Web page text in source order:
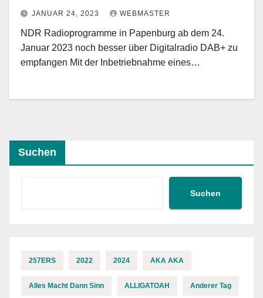
JANUAR 24, 2023 WEBMASTER
NDR Radioprogramme in Papenburg ab dem 24.
Januar 2023 noch besser über Digitalradio DAB+ zu
empfangen Mit der Inbetriebnahme eines…
Suchen
Suchen
257ERS 2022 2024 AKA AKA
Alles Macht Dann Sinn ALLIGATOAH Anderer Tag